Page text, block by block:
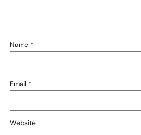
Name *
Email *
Website